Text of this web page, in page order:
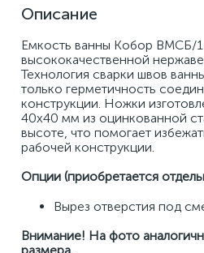
Описание
Емкость ванны Кобор ВМСБ/
высококачественной
Технология сварки швов
только герметичность
конструкции. Ножки
40х40 мм из оцинкованной
высоте, что помогает
рабочей конструкции.
Опции (приобретается
Вырез отверстия под
Внимание! На фото